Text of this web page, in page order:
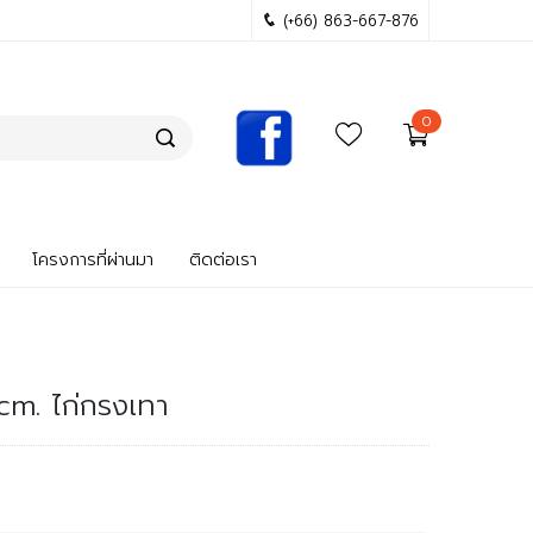
(+66) 863-667-876
0
โครงการที่ผ่านมา ติดต่อเรา
ไก่กรงเทา